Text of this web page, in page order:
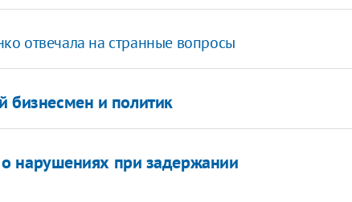
отвечала на странные вопросы
бизнесмен и политик
о нарушениях при задержании